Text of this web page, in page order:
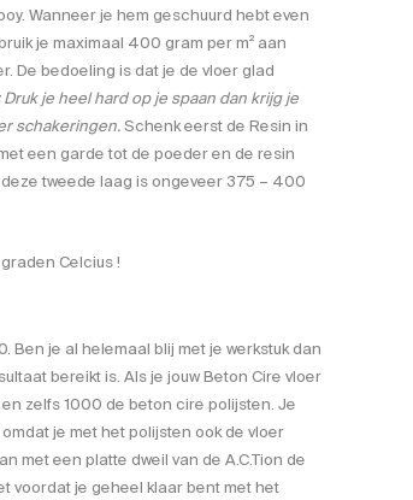
Wanneer je hem geschuurd hebt even
je maximaal 400 gram per m² aan
De bedoeling is dat je de vloer glad
Druk je heel hard op je spaan dan krijg je
schakeringen.Schenk eerst de Resin in
een garde tot de poeder en de resin
tweede laag is ongeveer 375 – 400
Celcius !
Ben je al helemaal blij met je werkstuk dan
bereikt is. Als je jouw Beton Cire vloer
zelfs 1000 de beton cire polijsten. Je
je met het polijsten ook de vloer
met een platte dweil van de A.C.Tion de
voordat je geheel klaar bent met het